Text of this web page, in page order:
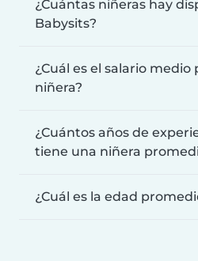
¿Cuántas niñeras hay
Babysits?
¿Cuál es el salario
niñera?
¿Cuántos años de
tiene una niñera
¿Cuál es la edad